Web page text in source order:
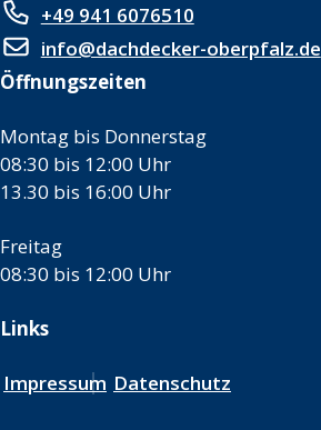
+49 941 6076510
info@dachdecker-oberpfalz.de
Öffnungszeiten
Montag bis Donnerstag
08:30 bis 12:00 Uhr
13.30 bis 16:00 Uhr
Freitag
08:30 bis 12:00 Uhr
Links
Impressum Datenschutz